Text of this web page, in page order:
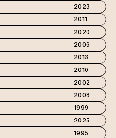
2023
2011
2020
2006
2013
2010
2002
2008
1999
2025
1995